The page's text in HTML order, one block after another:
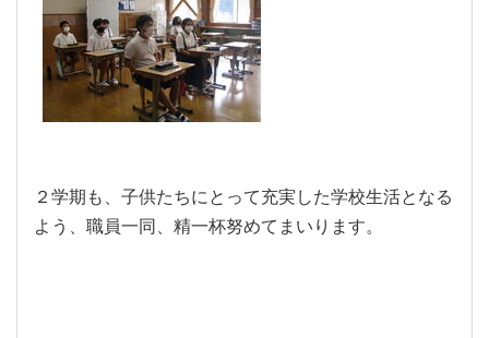
２学期も、子供たちにとって充実した学校生活となる
よう、職員一同、精一杯努めてまいります。